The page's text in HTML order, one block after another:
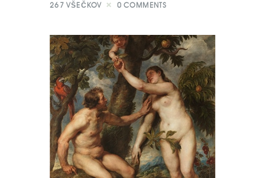
267 VŠEČKOV 0 COMMENTS